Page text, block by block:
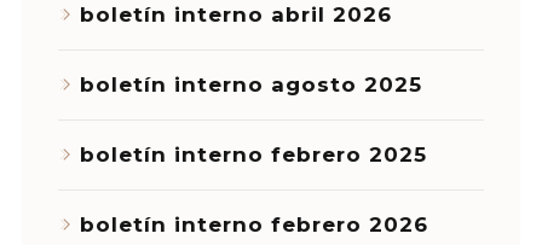
boletín interno abril 2026
boletín interno agosto 2025
boletín interno febrero 2025
boletín interno febrero 2026